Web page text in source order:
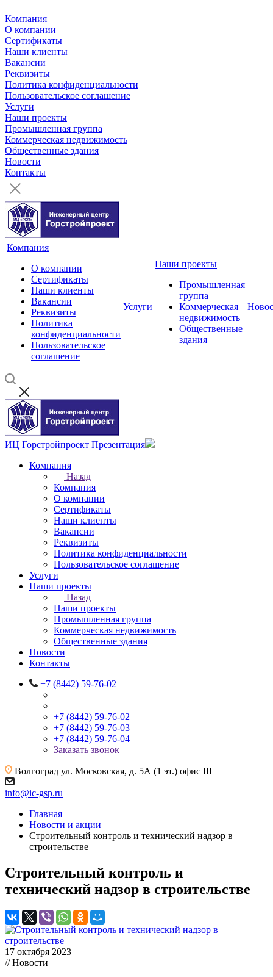
Компания
О компании
Сертификаты
Наши клиенты
Вакансии
Реквизиты
Политика конфиденциальности
Пользовательское соглашение
Услуги
Наши проекты
Промышленная группа
Коммерческая недвижимость
Общественные здания
Новости
Контакты
Компания
О компании
Сертификаты
Наши клиенты
Вакансии
Реквизиты
Политика
конфиденциальности
Пользовательское
соглашение
Услуги
Наши проекты
Промышленная
группа
Коммерческая
недвижимость
Общественные
здания
ИЦ Горстройпроект Презентация
Компания
Назад
Компания
О компании
Сертификаты
Наши клиенты
Вакансии
Реквизиты
Политика конфиденциальности
Пользовательское соглашение
Услуги
Наши проекты
Назад
Наши проекты
Промышленная группа
Коммерческая недвижимость
Общественные здания
Новости
Контакты
+7 (8442) 59-76-02
+7 (8442) 59-76-02
+7 (8442) 59-76-03
+7 (8442) 59-76-04
Заказать звонок
Волгоград ул. Московская, д. 5А (1 эт.) офис III
info@ic-gsp.ru
Главная
Новости и акции
Строительный контроль и технический надзор в
строительстве
Строительный контроль и
технический надзор в строительстве
17 октября 2023
// Новости